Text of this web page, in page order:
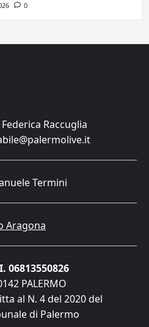
0
Federica Raccuglia
Termini
Aragona
06813550826
PALERMO
al N. 4 del 2020 del
di Palermo